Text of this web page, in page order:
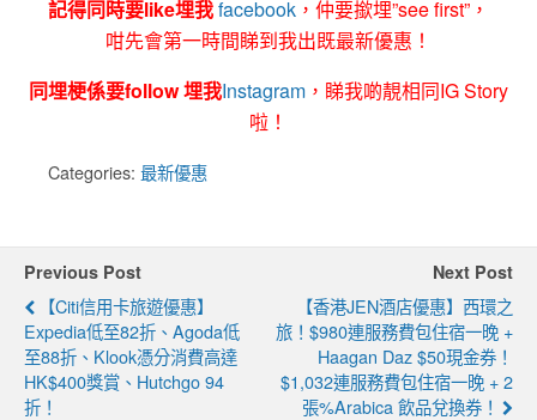
記得同時要like埋我facebook ，仲要撳埋”see first”，
咁先會第一時間睇到我出既最新優惠！
同埋梗係要follow 埋我Instagram ，睇我啲靚相同IG Story
啦！
Categories: 最新優惠
Previous Post
【Citi信用卡旅遊優惠】
Expedia低至82折、Agoda低
至88折、Klook憑分消費高達
HK$400獎賞、Hutchgo 94
折！
Next Post
【香港JEN酒店優惠】西環之
旅！$980連服務費包住宿一晚 +
Haagan Daz $50現金券！
$1,032連服務費包住宿一晚 + 2
張%Arabica 飲品兌換券！